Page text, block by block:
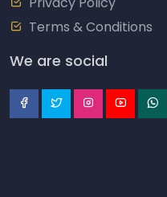
Terms & Conditions
We are social